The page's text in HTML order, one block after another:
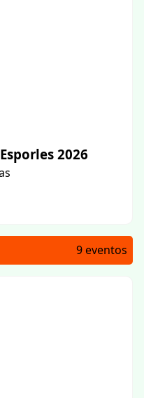
2026
9 eventos